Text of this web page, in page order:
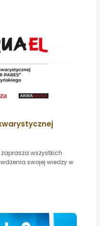
wszystkich
swojej wiedzy w